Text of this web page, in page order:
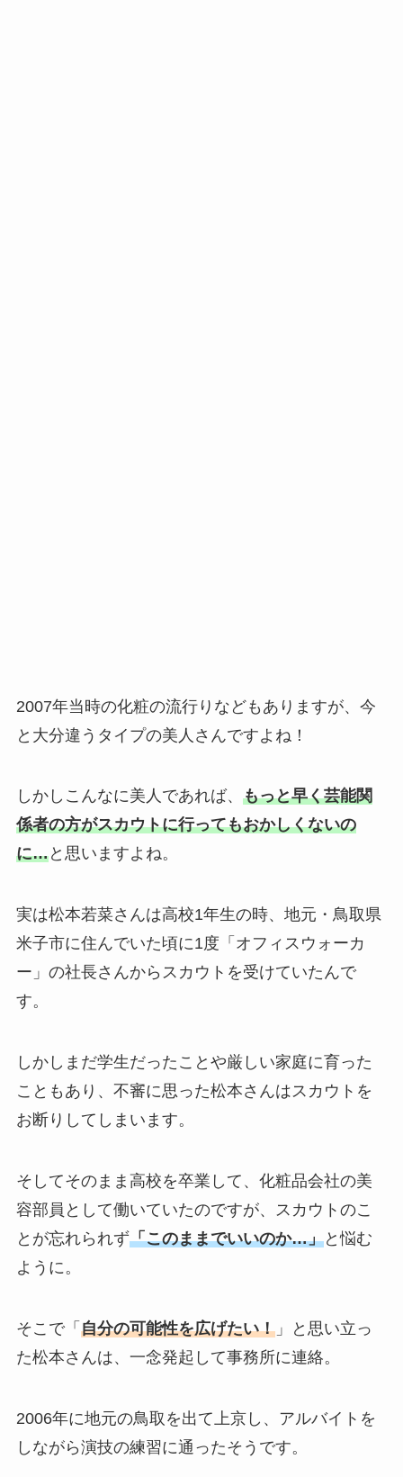
2007年当時の化粧の流行りなどもありますが、今
と大分違うタイプの美人さんですよね！
しかしこんなに美人であれば、 もっと早く芸能関
係者の方がスカウトに行ってもおかしくないの
に…と思いますよね。
実は松本若菜さんは高校1年生の時、地元・鳥取県
米子市に住んでいた頃に1度「オフィスウォーカ
ー」の社長さんからスカウトを受けていたんで
す。
しかしまだ学生だったことや厳しい家庭に育った
こともあり、不審に思った松本さんはスカウトを
お断りしてしまいます。
そしてそのまま高校を卒業して、化粧品会社の美
容部員として働いていたのですが、スカウトのこ
とが忘れられず「このままでいいのか…」と悩む
ように。
そこで「 自分の可能性を広げたい！」と思い立っ
た松本さんは、一念発起して事務所に連絡。
2006年に地元の鳥取を出て上京し、アルバイトを
しながら演技の練習に通ったそうです。